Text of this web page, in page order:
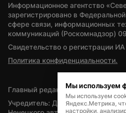
Информационное агентство
зарегистрировано в
сфере связи, информационных
коммуникаций (Роскомнадзор)
Свидетельство о регистрации
Политика конфиденциальности.
Главный редактор — А.Л.
Учредитель: Департамент
Мы используем
Мы используем
Яндекс.Метрика,
настройки,